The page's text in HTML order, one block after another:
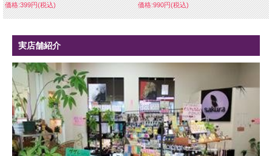
価格:399円(税込) 価格:990円(税込)
実店舗紹介